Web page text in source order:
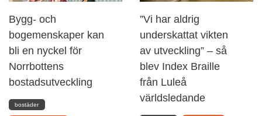
Bygg- och
bogemenskaper kan
bli en nyckel för
Norrbottens
bostadsutveckling
bostäder
”Vi har aldrig
underskattat vikten
av utveckling” – så
blev Index Braille
från Luleå
världsledande